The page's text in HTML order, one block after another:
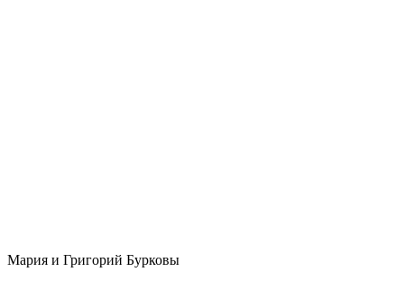
Мария и Григорий Бурковы